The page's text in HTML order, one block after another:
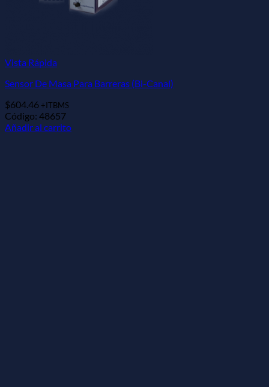
Vista Rápida
Sensor De Masa Para Barreras (Bi-Canal)
$604.46 +ITBMS
Código: 48657
Añadir al carrito